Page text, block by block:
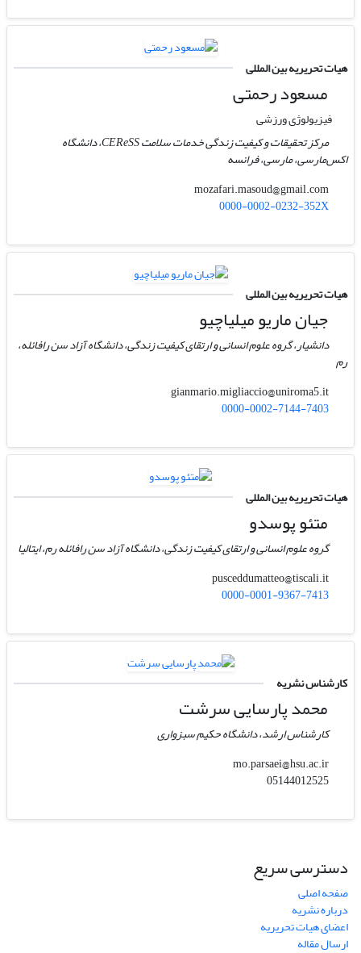
هیات تحریریه بین المللی
مسعود رحمتی
فیزیولوژی ورزشی
مرکز تحقیقات و کیفیت زندگی خدمات سلامت CEReSS، دانشگاه
اکس‌مارسی، مارسی، فرانسه
mozafari.masoud@gmail.com
0000-0002-0232-352X
هیات تحریریه بین المللی
جیان ماریو میلیاچیو
دانشیار، گروه علوم انسانی و ارتقای کیفیت زندگی، دانشگاه آزاد سن رافائله،
رم
gianmario.migliaccio@uniroma5.it
0000-0002-7144-7403
هیات تحریریه بین المللی
متئو پوسدو
گروه علوم انسانی و ارتقای کیفیت زندگی، دانشگاه آزاد سن رافائله رم، ایتالیا
pusceddumatteo@tiscali.it
0000-0001-9367-7413
کارشناس نشریه
محمد پارسایی سرشت
کارشناس ارشد، دانشگاه حکیم سبزواری
mo.parsaei@hsu.ac.ir
05144012525
دسترسی سریع
صفحه اصلی
درباره نشریه
اعضای هیات تحریریه
ارسال مقاله